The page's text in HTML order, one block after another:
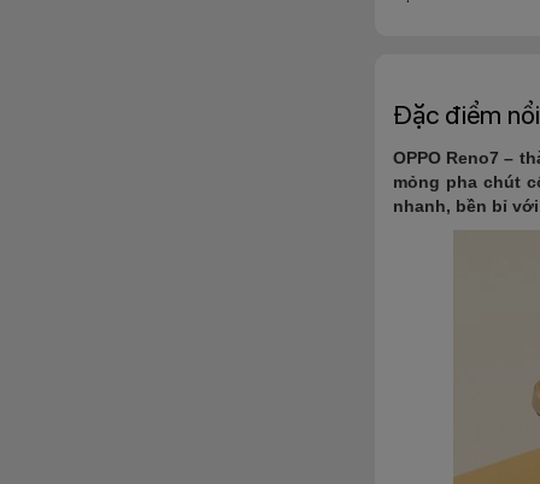
Đặc điểm
OPPO Reno7 –
mỏng pha chút
nhanh, bền bỉ